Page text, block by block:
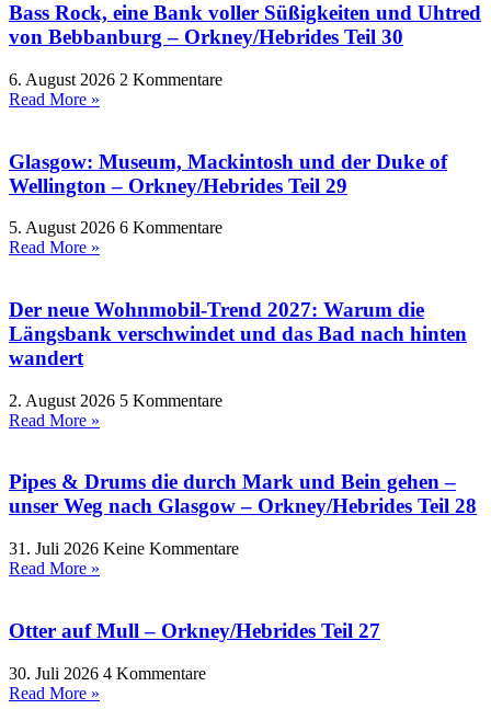
Bass Rock, eine Bank voller Süßigkeiten und Uhtred
von Bebbanburg – Orkney/Hebrides Teil 30
6. August 2026 2 Kommentare
Read More »
Glasgow: Museum, Mackintosh und der Duke of
Wellington – Orkney/Hebrides Teil 29
5. August 2026 6 Kommentare
Read More »
Der neue Wohnmobil-Trend 2027: Warum die
Längsbank verschwindet und das Bad nach hinten
wandert
2. August 2026 5 Kommentare
Read More »
Pipes & Drums die durch Mark und Bein gehen –
unser Weg nach Glasgow – Orkney/Hebrides Teil 28
31. Juli 2026 Keine Kommentare
Read More »
Otter auf Mull – Orkney/Hebrides Teil 27
30. Juli 2026 4 Kommentare
Read More »